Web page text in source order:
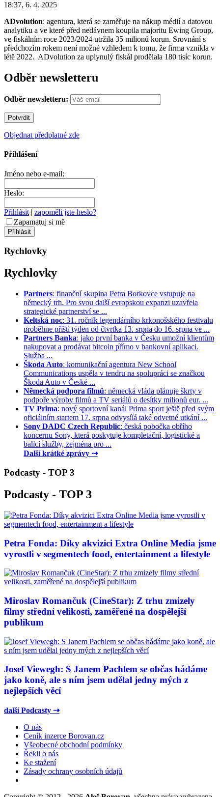
18:37, 6. 4. 2025
ADvolution: agentura, která se zaměřuje na nákup médií a datovou
analytiku a ve které před nedávnem koupila majoritu Ewing Group,
ve fiskálním roce 2023/2024 utržila 35 milionů korun. Srovnání s
předchozím rokem není možné vzhledem k tomu, že firma vznikla v
létě 2022. ADvolution za uplynulý fiskál prodělala 180 tisíc korun.
Odběr newsletteru
Odběr newsletteru:
Objednat předplatné zde
Přihlášení
Jméno nebo e-mail:
Heslo:
Přihlásit | zapoměli jste heslo?
Zapamatuj si mě
Rychlovky
Rychlovky
Partners: finanční skupina Petra Borkovce vstupuje na
německý trh. Pro svou další evropskou expanzi uzavřela
strategické partnerství se ...
Keltská noc: 31. ročník legendárního krkonošského festivalu
proběhne příští týden od čtvrtka 13. srpna do 16. srpna ve ...
Partners Banka: jako první banka v Česku umožní klientům
nakupovat a prodávat bitcoin přímo v bankovní aplikaci.
Služba ...
Škoda Auto: komunikační agentura New School
Communications uspěla v tendru na spolupráci se značkou
Škoda Auto v České ...
Německá podpora filmů: německá vláda plánuje škrty v
podpoře výroby filmů a TV seriálů o desítky milionů eur. ...
TV Prima: nový sportovní kanál Prima sport ještě před svým
oficiálním startem 17. srpna odvysílá také odvetné utkání ...
Sony DADC Czech Republic: česká pobočka obřího
koncernu Sony, která poskytuje kompletační, logistické a
balící služby, zejména pro ...
Další krátké zprávy ⇢
Podcasty - TOP 3
Podcasty - TOP 3
Petra Fonda: Díky akvizici Extra Online Media jsme
vyrostli v segmentech food, entertainment a lifestyle
Miroslav Romančuk (CineStar): Z trhu zmizely
filmy střední velikosti, zaměřené na dospělejší
publikum
Josef Viewegh: S Janem Pachlem se občas hádáme
jako koně, ale s ním jsem udělal jedny mých z
nejlepších věcí
další Podcasty ⇢
O nás
Ceník inzerce Borovan.cz
Všeobecné obchodní podmínky
Řekli o nás
Ke stažení
Zásady ochrany osobních údajů